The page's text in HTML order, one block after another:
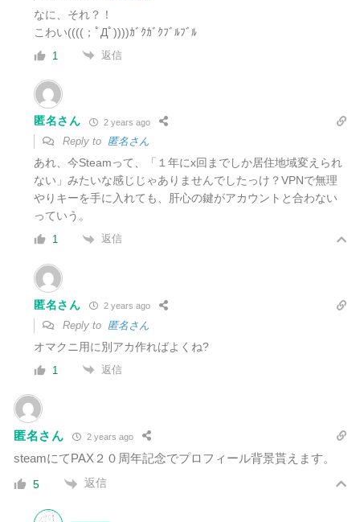
なに、それ？！
こわい((((；ﾟДﾟ))))ｶﾞｸｶﾞｸﾌﾞﾙﾌﾞﾙ
1 返信
匿名さん 2 years ago
Reply to 匿名さん
あれ、今Steamって、「１年にx回までしか居住地域変えられ
ない」みたいな感じじゃありませんでしたっけ？VPNで無理
やりキーを手に入れても、肝心の鍵がアカウントと合わない
っていう。
1 返信
匿名さん 2 years ago
Reply to 匿名さん
オマクニ用に別アカ作ればよくね?
1 返信
匿名さん 2 years ago
steamにてPAX２０周年記念でプロフィール背景貰えます。
5 返信